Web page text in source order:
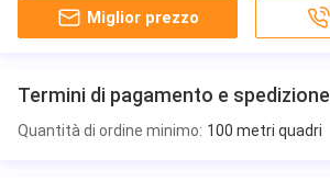
Miglior prezzo
Termini di pagamento e spedizione
Quantità di ordine minimo: 100 metri quadri